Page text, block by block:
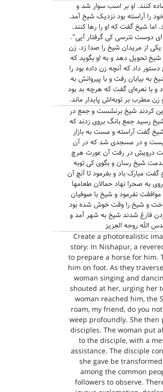
کنند. او بر اسب سوار شد و
را آراسته بود نزدیک شیخ آمد.
اما شیخ گفت که او را رها کنند.
دوست نترسی کی گرفتار آیی".
از مریدان شیخ را صدا زد. زن
تحویل دهد و به او بگوید که
داد که آنچه زن داده بود را
بیابان رفت و با پیروانش به
و با نعره‌ای گفت که هرچه بد بود
مطرب بر توبه‌اش پایدار ماند.
کردند شیخ برنشست و جمع در
رسید جمع بانگ بروی زدند که
گفت آراسته و مست به بازار
و در مسجدی شد که در آن
درویش در رفت آن عورت هرچ
خدمت شیخ رسان و بگوی کی توبه
مبارک باد و بفرمود تا آنچ آن
به صحرا نهاد حمالان طعامها
نفرمود و شیخ با صوفیان
و شیخ را وقت خوش شده بود
فارغ شدند شیخ به شهر آمد و
الله روحه العزیز
Create a photorealistic
story: In Nishapur, a
to prepare a horse for him.
him on foot. As they
woman singing and
shouted at her, urging her
woman reached him, the
roam, my friend, do you
weep profoundly. She then
disciples. The woman put
to the disciple, with a
assistance. The disciple
she gave be
among the common
followers to observe.